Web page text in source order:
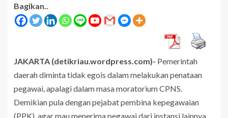
Bagikan..
JAKARTA (detikriau.wordpress.com)- Pemerintah
daerah diminta tidak egois dalam melakukan penataan
pegawai, apalagi dalam masa moratorium CPNS.
Demikian pula dengan pejabat pembina kepegawaian
(PPK), agar mau menerima pegawai dari instansi lainnya.